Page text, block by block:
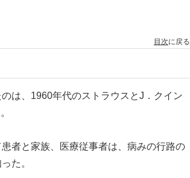
目次に戻る
は、1960年代のストラウスとJ．クイン
者と家族、医療従事者は、病みの行路の
た。